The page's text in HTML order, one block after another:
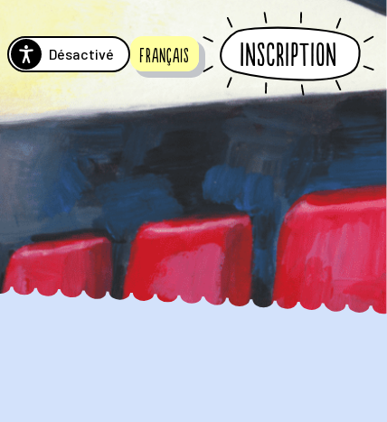
Désactivé Français Inscription